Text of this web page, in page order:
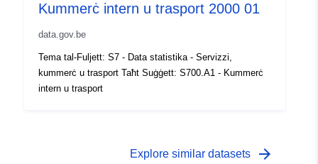
Kopertura
temporali:
01 January 2000
Kummerċ intern u trasport 2000 01
data.gov.be
Tema tal-Fuljett: S7 - Data statistika - Servizzi,
kummerċ u trasport Taħt Suġġett: S700.A1 - Kummerċ
intern u trasport
Explore similar datasets arrow_forward